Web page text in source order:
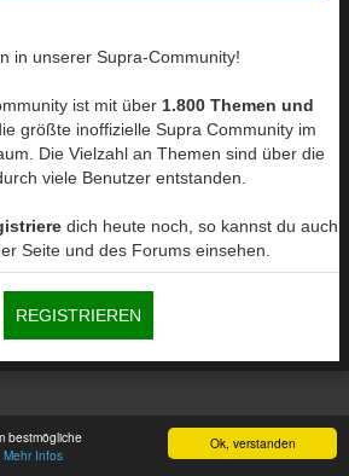
Ok, verstanden
bestmögliche
Mehr Infos
in unserer Supra-Community!
ist mit über 1.800 Themen und
größte inoffizielle Supra Community im
Die Vielzahl an Themen sind über die
viele Benutzer entstanden.
dich heute noch, so kannst du auch
Seite und des Forums einsehen.
REGISTRIEREN